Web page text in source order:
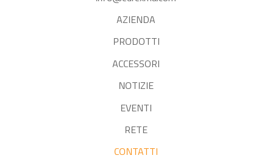
AZIENDA
PRODOTTI
ACCESSORI
NOTIZIE
EVENTI
RETE
CONTATTI